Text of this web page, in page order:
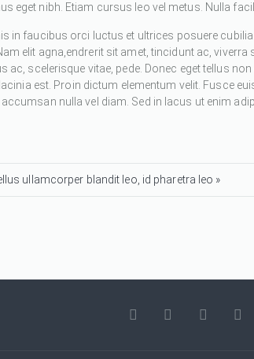
eget nibh. Etiam cursus leo vel metus. Nulla
in faucibus orci luctus et ultrices posuere cubilia
elit agna,endrerit sit amet, tincidunt ac,
ac, scelerisque vitae, pede. Donec eget tellus
est. Proin dictum elementum velit. Fusce
nulla vel diam. Sed in lacus ut enim
ullamcorper blandit leo, id pharetra leo »